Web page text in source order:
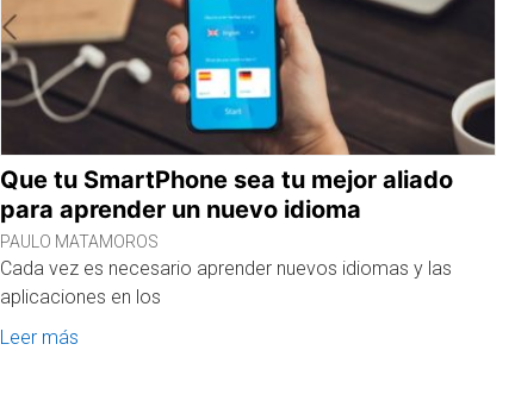
Que tu SmartPhone sea tu mejor aliado
para aprender un nuevo idioma
PAULO MATAMOROS
Cada vez es necesario aprender nuevos idiomas y las
aplicaciones en los
Leer más